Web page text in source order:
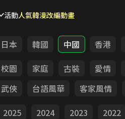
活動人氣韓漫改編動畫
日本 韓國 中國 香港
校園 家庭 古裝 愛情
武俠 台語風華 客家風情
2025 2024 2023 2022